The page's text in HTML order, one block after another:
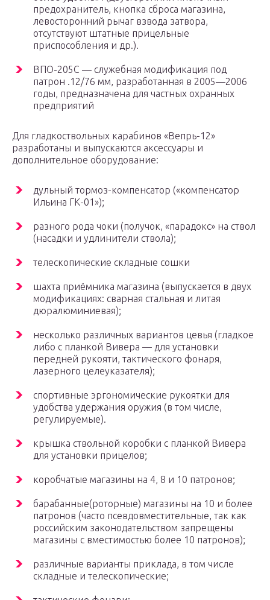
предохранитель, кнопка сброса магазина,
левосторонний рычаг взвода затвора,
отсутствуют штатные прицельные
приспособления и др.).
ВПО-205С — служебная модификация под
патрон .12/76 мм, разработанная в 2005—2006
годы, предназначена для частных охранных
предприятий
Для гладкоствольных карабинов «Вепрь-12»
разработаны и выпускаются аксессуары и
дополнительное оборудование:
дульный тормоз-компенсатор («компенсатор
Ильина ГК-01»);
разного рода чоки (получок, «парадокс» на ствол
(насадки и удлинители ствола);
телескопические складные сошки
шахта приёмника магазина (выпускается в двух
модификациях: сварная стальная и литая
дюралюминиевая);
несколько различных вариантов цевья (гладкое
либо с планкой Вивера — для установки
передней рукояти, тактического фонаря,
лазерного целеуказателя);
спортивные эргономические рукоятки для
удобства удержания оружия (в том числе,
регулируемые).
крышка ствольной коробки с планкой Вивера
для установки прицелов;
коробчатые магазины на 4, 8 и 10 патронов;
барабанные(роторные) магазины на 10 и более
патронов (часто псевдовместительные, так как
российским законодательством запрещены
магазины с вместимостью более 10 патронов);
различные варианты приклада, в том числе
складные и телескопические;